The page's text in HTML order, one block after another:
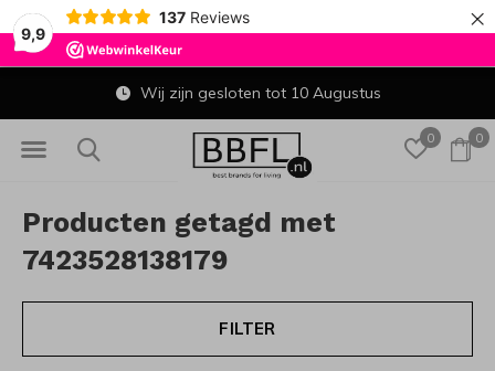
9,9
137 Reviews ×
0 0
Wij zijn gesloten tot 10 Augustus
Producten getagd met
7423528138179
FILTER